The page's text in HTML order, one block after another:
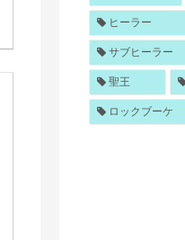
ヒーラー
サブヒーラー
聖王
ロックブーケ